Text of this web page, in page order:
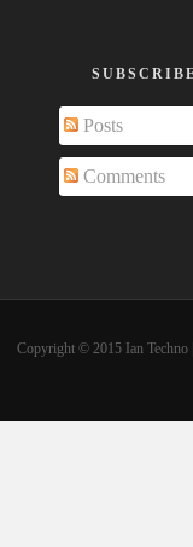
Posts
Comments
Copyright © 2015 Ian